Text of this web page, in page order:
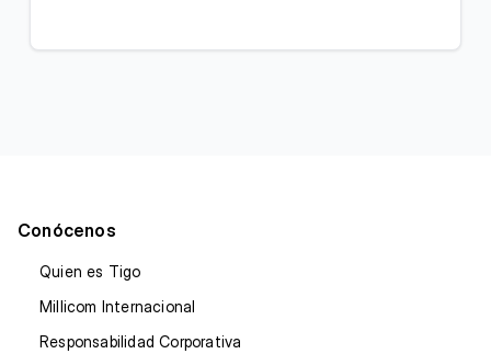
Conócenos
Quien es Tigo
Millicom Internacional
Responsabilidad Corporativa